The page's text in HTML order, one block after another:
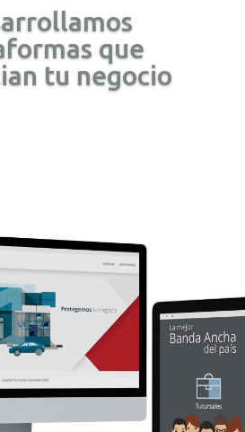
que
tu negocio